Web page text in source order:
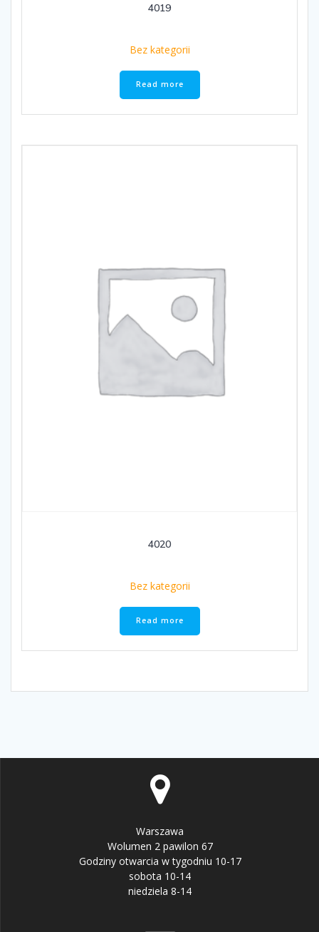
4019
Bez kategorii
Read more
4020
Bez kategorii
Read more
Warszawa
Wolumen 2 pawilon 67
Godziny otwarcia w tygodniu 10-17
sobota 10-14
niedziela 8-14